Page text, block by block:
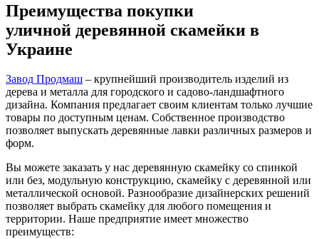
Преимущества покупки
уличной деревянной скамейки в
Украине
Завод Продмаш – крупнейший производитель изделий из
дерева и металла для городского и садово-ландшафтного
дизайна. Компания предлагает своим клиентам только лучшие
товары по доступным ценам. Собственное производство
позволяет выпускать деревянные лавки различных размеров и
форм.
Вы можете заказать у нас деревянную скамейку со спинкой
или без, модульную конструкцию, скамейку с деревянной или
металлической основой. Разнообразие дизайнерских решений
позволяет выбрать скамейку для любого помещения и
территории. Наше предприятие имеет множество
преимуществ: